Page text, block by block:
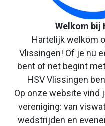
Welkom bij
Hartelijk welkom
Vlissingen! Of je nu
bent of net begint
HSV Vlissingen
Op onze website vind
vereniging: van
wedstrijden en